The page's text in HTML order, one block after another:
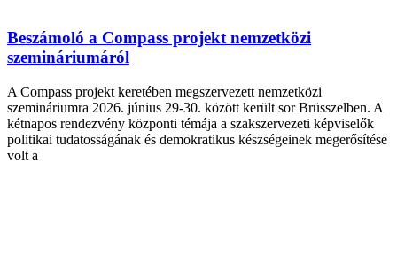
Beszámoló a Compass projekt nemzetközi
szemináriumáról
A Compass projekt keretében megszervezett nemzetközi
szemináriumra 2026. június 29-30. között került sor Brüsszelben. A
kétnapos rendezvény központi témája a szakszervezeti képviselők
politikai tudatosságának és demokratikus készségeinek megerősítése
volt a